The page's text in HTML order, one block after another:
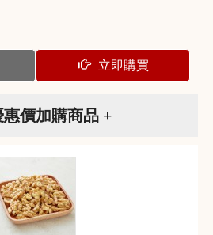
立即購買
惠價加購商品 +